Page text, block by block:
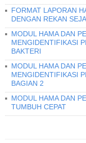
FORMAT LAPORAN
DENGAN REKAN
MODUL HAMA DAN
MENGIDENTIFIKASI
BAKTERI
MODUL HAMA DAN
MENGIDENTIFIKASI
BAGIAN 2
MODUL HAMA DAN
TUMBUH CEPAT